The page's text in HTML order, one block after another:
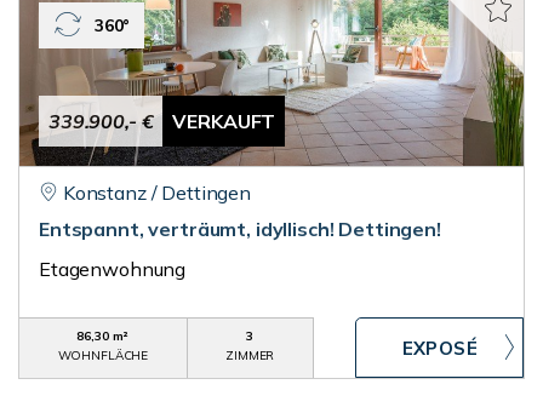
339.900,- € VERKAUFT
360°
Konstanz / Dettingen
Entspannt, verträumt, idyllisch! Dettingen!
Etagenwohnung
86,30 m²
WOHNFLÄCHE
3
ZIMMER